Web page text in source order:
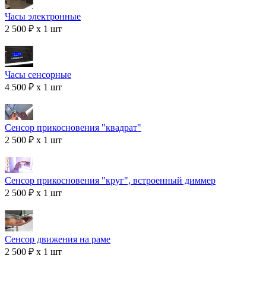
Часы электронные
2 500 ₽ x 1 шт
Часы сенсорные
4 500 ₽ x 1 шт
Сенсор прикосновения "квадрат"
2 500 ₽ x 1 шт
Сенсор прикосновения "круг", встроенный диммер
2 500 ₽ x 1 шт
Сенсор движения на раме
2 500 ₽ x 1 шт